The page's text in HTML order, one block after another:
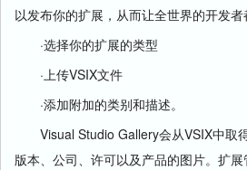
以发布你的扩展，从而让全世界的开发者
·选择你的扩展的类型
·上传VSIX文件
·添加附加的类别和描述。
Visual Studio Gallery会从VSIX中取得
版本、公司、许可以及产品的图片。扩